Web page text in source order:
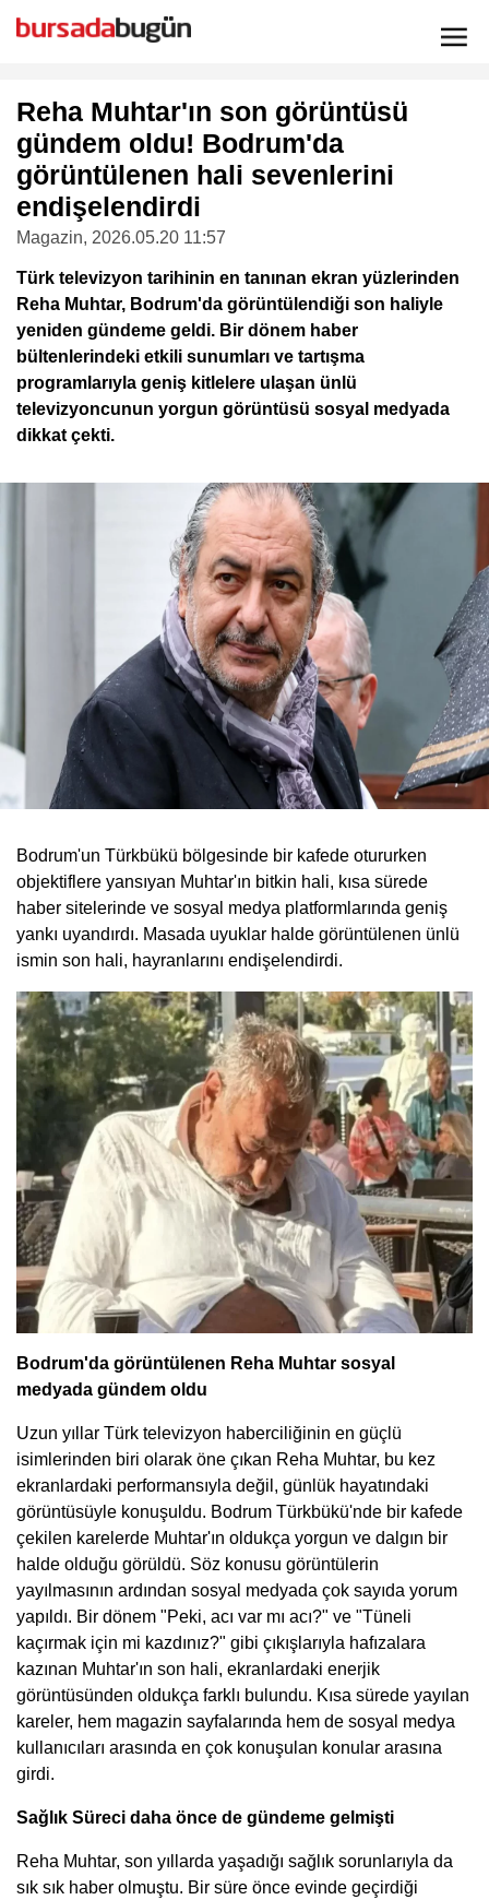
Reha Muhtar'ın son görüntüsü
gündem oldu! Bodrum'da
görüntülenen hali sevenlerini
endişelendirdi
Magazin, 2026.05.20 11:57
Türk televizyon tarihinin en tanınan ekran yüzlerinden
Reha Muhtar, Bodrum'da görüntülendiği son haliyle
yeniden gündeme geldi. Bir dönem haber
bültenlerindeki etkili sunumları ve tartışma
programlarıyla geniş kitlelere ulaşan ünlü
televizyoncunun yorgun görüntüsü sosyal medyada
dikkat çekti.
Bodrum'un Türkbükü bölgesinde bir kafede otururken
objektiflere yansıyan Muhtar'ın bitkin hali, kısa sürede
haber sitelerinde ve sosyal medya platformlarında geniş
yankı uyandırdı. Masada uyuklar halde görüntülenen ünlü
ismin son hali, hayranlarını endişelendirdi.
Bodrum'da görüntülenen Reha Muhtar sosyal
medyada gündem oldu
Uzun yıllar Türk televizyon haberciliğinin en güçlü
isimlerinden biri olarak öne çıkan Reha Muhtar, bu kez
ekranlardaki performansıyla değil, günlük hayatındaki
görüntüsüyle konuşuldu. Bodrum Türkbükü'nde bir kafede
çekilen karelerde Muhtar'ın oldukça yorgun ve dalgın bir
halde olduğu görüldü. Söz konusu görüntülerin
yayılmasının ardından sosyal medyada çok sayıda yorum
yapıldı. Bir dönem "Peki, acı var mı acı?" ve "Tüneli
kaçırmak için mi kazdınız?" gibi çıkışlarıyla hafızalara
kazınan Muhtar'ın son hali, ekranlardaki enerjik
görüntüsünden oldukça farklı bulundu. Kısa sürede yayılan
kareler, hem magazin sayfalarında hem de sosyal medya
kullanıcıları arasında en çok konuşulan konular arasına
girdi.
Sağlık Süreci daha önce de gündeme gelmişti
Reha Muhtar, son yıllarda yaşadığı sağlık sorunlarıyla da
sık sık haber olmuştu. Bir süre önce evinde geçirdiği